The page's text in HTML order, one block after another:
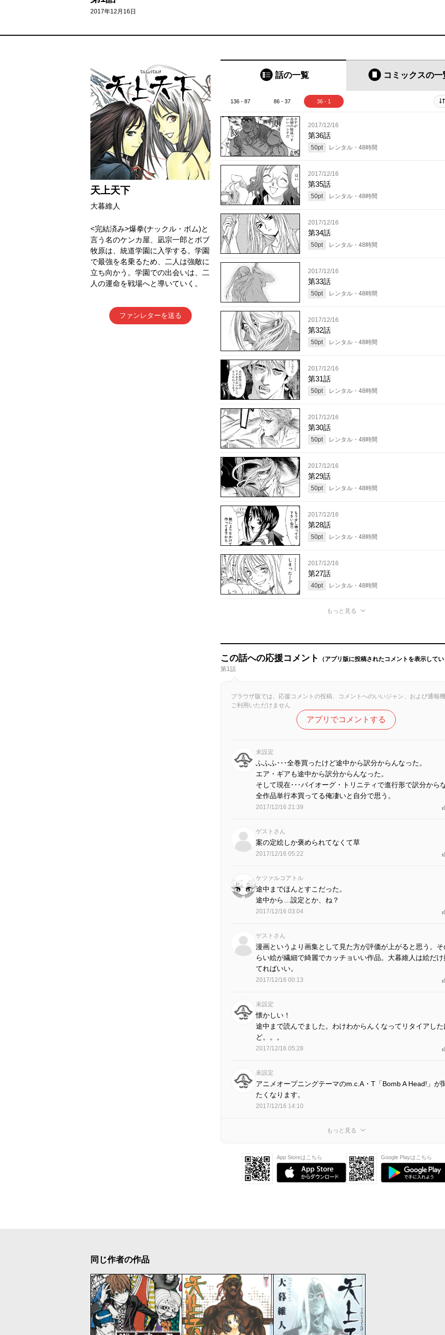
2017年12月16日
天上天下
大暮維人
<完結済み>爆拳(ナックル・ボム)と
言う名のケンカ屋、凪宗一郎とボブ
牧原は、統道学園に入学する。学園
で最強を名乗るため、二人は強敵に
立ち向かう。学園での出会いは、二
人の運命を戦場へと導いていく。
ファンレターを送る
話の一覧 コミックスの一
136 - 87 86 - 37 36 - 1
2017/12/16
第36話
50pt レンタル・ 48時間
2017/12/16
第35話
50pt レンタル・ 48時間
2017/12/16
第34話
50pt レンタル・ 48時間
2017/12/16
第33話
50pt レンタル・ 48時間
2017/12/16
第32話
50pt レンタル・ 48時間
2017/12/16
第31話
50pt レンタル・ 48時間
2017/12/16
第30話
50pt レンタル・ 48時間
2017/12/16
第29話
50pt レンタル・ 48時間
2017/12/16
第28話
50pt レンタル・ 48時間
2017/12/16
第27話
40pt レンタル・ 48時間
もっと見る
この話への応援コメント
（アプリ版に投稿されたコメントを表示して
第1話
ブラウザ版では、応援コメントの投稿、コメントへのいいジャン、および通報
ご利用いただけません
アプリでコメントする
未設定
ふふふ･･･全巻買ったけど途中から訳分からんなった。
エア・ギアも途中から訳分からんなった。
そして現在･･･バイオーグ・トリニティで進行形で訳分から
全作品単行本買ってる俺凄いと自分で思う。
2017/12/16 21:39
ゲストさん
案の定絵しか褒められてなくて草
2017/12/16 05:22
ケツァルコアトル
途中までほんとすこだった。
途中から…設定とか、ね？
2017/12/16 03:04
ゲストさん
漫画というより画集として見た方が評価が上がると思う。そ
らい絵が繊細で綺麗でカッチョいい作品。大暮維人は絵だ
てればいい。
2017/12/16 00:13
未設定
懐かしい！
途中まで読んでました。わけわからんくなってリタイアした
ど。。。
2017/12/16 05:28
未設定
アニメオープニングテーマのm.c.A・T「Bomb A Head!」が
たくなります。
2017/12/16 14:10
もっと見る
App Storeはこちら Google Playはこちら
同じ作者の作品